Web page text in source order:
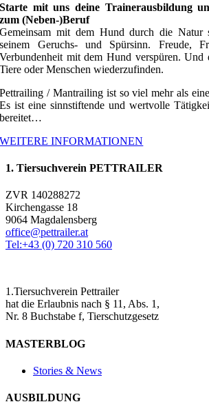
Starte mit uns deine Trainerausbildung
zum (Neben-)Beruf
Gemeinsam mit dem Hund durch die Natur
seinem Geruchs- und Spürsinn. Freude,
Verbundenheit mit dem Hund verspüren. Und
Tiere oder Menschen wiederzufinden.
Pettrailing / Mantrailing ist so viel mehr als
Es ist eine sinnstiftende und wertvolle
bereitet…
WEITERE INFORMATIONEN
1. Tiersuchverein PETTRAILER
ZVR 140288272
Kirchengasse 18
9064 Magdalensberg
office@pettrailer.at
Tel:+43 (0) 720 310 560
1.Tiersuchverein Pettrailer
hat die Erlaubnis nach § 11, Abs. 1,
Nr. 8 Buchstabe f, Tierschutzgesetz
MASTERBLOG
Stories & News
AUSBILDUNG